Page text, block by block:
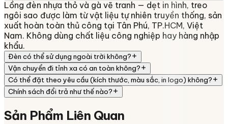
Lồng đèn nhựa thỏ và gà vẽ tranh — dẹt in hình, treo
ngôi sao được làm từ vật liệu tự nhiên truyền thống, sản
xuất hoàn toàn thủ công tại Tân Phú, TP.HCM, Việt
Nam. Không dùng chất liệu công nghiệp hay hàng nhập
khẩu.
Đèn có thể sử dụng ngoài trời không?
Vận chuyển đi tỉnh xa có an toàn không?
Có thể đặt theo yêu cầu (kích thước, màu sắc, in logo) không?
Chính sách đổi trả như thế nào?
Sản Phẩm Liên Quan